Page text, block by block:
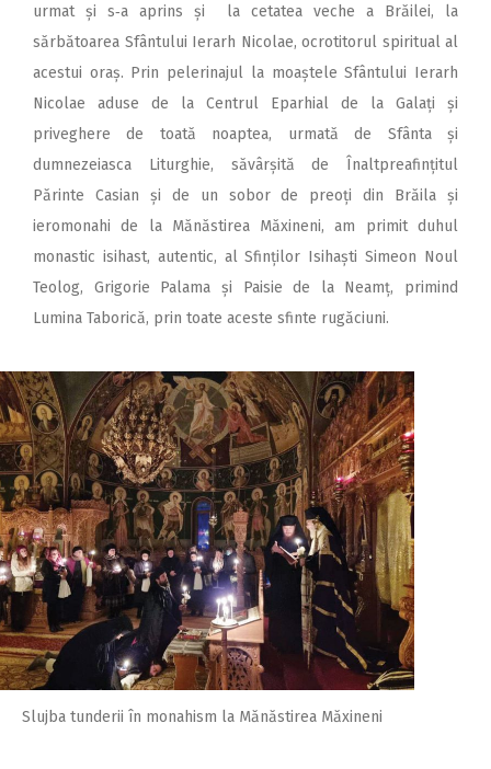
urmat și s‑a aprins și la cetatea veche a Brăilei, la
sărbătoarea Sfântului Ierarh Nicolae, ocrotitorul spiritual al
acestui oraș. Prin pelerinajul la moaștele Sfântului Ierarh
Nicolae aduse de la Centrul Eparhial de la Galați și
priveghere de toată noaptea, urmată de Sfânta și
dumnezeiasca Liturghie, săvârșită de Înaltpreafințitul
Părinte Casian și de un sobor de preoți din Brăila și
ieromonahi de la Mănăstirea Măxineni, am primit duhul
monastic isihast, autentic, al Sfinților Isihaști Simeon Noul
Teolog, Grigorie Palama și Paisie de la Neamț, primind
Lumina Taborică, prin toate aceste sfinte rugăciuni.
Slujba tunderii în monahism la Mănăstirea Măxineni